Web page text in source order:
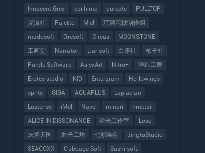
Innocent Grey
ebi-hime qureate
PULLTOP
灵潭社
Palette Miel
琉璃花糖制作组
madosoft
Orcsoft Circus
MOONSTONE
工画堂
Narrator Liar-soft 白露社
柚子社
Purple Software
AsicxArt Nitro+
洋红工房
Erotes studio
KID Entergram
Hollowings
sprite
GIGA AQUAPLUS
Laplacian
Lusterise
iMel Navel minori
ninetail
ALICE IN DISSONANCE
磷光工作室
Lose
灰烬天国
木子工坊 七彩绘色
JingtuStudio
SEACOXX
Cabbage Soft
Sushi soft